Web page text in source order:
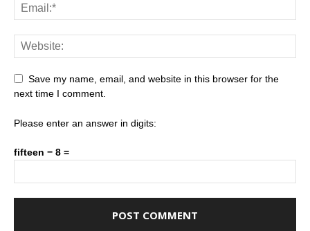
Save my name, email, and website in this browser for the
next time I comment.
Please enter an answer in digits:
fifteen − 8 =